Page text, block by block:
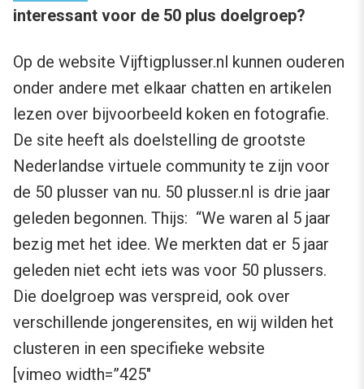
interessant voor de 50 plus doelgroep?
Op de website Vijftigplusser.nl kunnen ouderen
onder andere met elkaar chatten en artikelen
lezen over bijvoorbeeld koken en fotografie.
De site heeft als doelstelling de grootste
Nederlandse virtuele community te zijn voor
de 50 plusser van nu. 50 plusser.nl is drie jaar
geleden begonnen. Thijs: “We waren al 5 jaar
bezig met het idee. We merkten dat er 5 jaar
geleden niet echt iets was voor 50 plussers.
Die doelgroep was verspreid, ook over
verschillende jongerensites, en wij wilden het
clusteren in een specifieke website
[vimeo width=”425″